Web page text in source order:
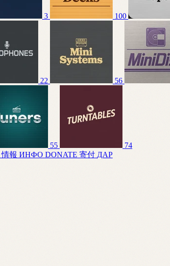
3 100
22 56
55
74
情報 ИНФО DONATE 寄付 ДАР